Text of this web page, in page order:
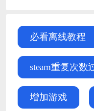
必看离线教程
steam重复次数
增加游戏